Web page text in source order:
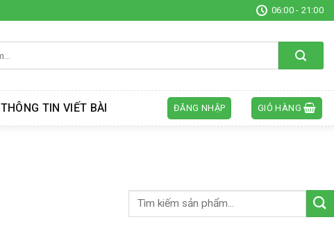
06:00 - 21:00
THÔNG TIN VIẾT BÀI ĐĂNG NHẬP GIỎ HÀNG